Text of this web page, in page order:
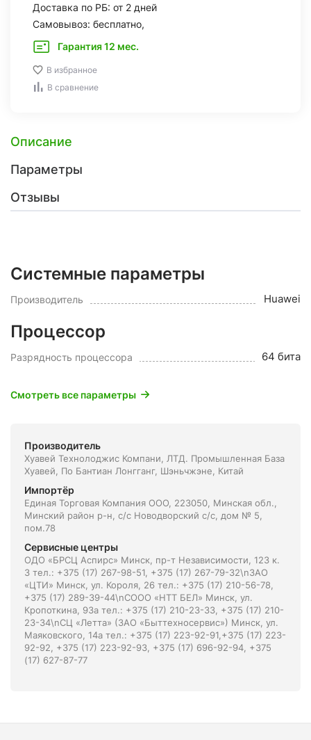
Доставка по РБ: от 2 дней
Самовывоз: бесплатно,
Гарантия 12 мес.
В избранное
В сравнение
Описание
Параметры
Отзывы
Системные параметры
Производитель Huawei
Процессор
Разрядность процессора 64 бита
Смотреть все параметры
Производитель
Хуавей Технолоджис Компани, ЛТД. Промышленная База
Хуавей, По Бантиан Лонгганг, Шэньчжэне, Китай
Импортёр
Единая Торговая Компания ООО, 223050, Минская обл.,
Минский район р-н, с/с Новодворский с/с, дом № 5,
пом.78
Сервисные центры
ОДО «БРСЦ Аспирс» Минск, пр-т Независимости, 123 к.
3 тел.: +375 (17) 267-98-51, +375 (17) 267-79-32\nЗАО
«ЦТИ» Минск, ул. Короля, 26 тел.: +375 (17) 210-56-78,
+375 (17) 289-39-44\nСООО «НТТ БЕЛ» Минск, ул.
Кропоткина, 93а тел.: +375 (17) 210-23-33, +375 (17) 210-
23-34\nСЦ «Летта» (ЗАО «Быттехносервис») Минск, ул.
Маяковского, 14а тел.: +375 (17) 223-92-91,+375 (17) 223-
92-92, +375 (17) 223-92-93, +375 (17) 696-92-94, +375
(17) 627-87-77